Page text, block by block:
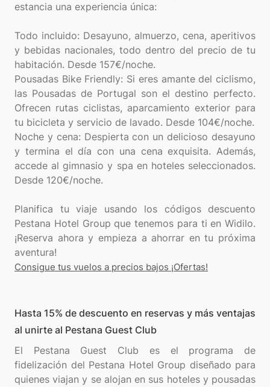
estancia una experiencia única:
Todo incluido: Desayuno, almuerzo, cena, aperitivos
y bebidas nacionales, todo dentro del precio de tu
habitación. Desde 157€/noche.
Pousadas Bike Friendly: Si eres amante del ciclismo,
las Pousadas de Portugal son el destino perfecto.
Ofrecen rutas ciclistas, aparcamiento exterior para
tu bicicleta y servicio de lavado. Desde 104€/noche.
Noche y cena: Despierta con un delicioso desayuno
y termina el día con una cena exquisita. Además,
accede al gimnasio y spa en hoteles seleccionados.
Desde 120€/noche.
Planifica tu viaje usando los códigos descuento
Pestana Hotel Group que tenemos para ti en Widilo.
¡Reserva ahora y empieza a ahorrar en tu próxima
Consigue tus vuelos a precios bajos ¡Ofertas!
Hasta 15% de descuento en reservas y más ventajas
al unirte al Pestana Guest Club
El Pestana Guest Club es el programa de
fidelización del Pestana Hotel Group diseñado para
quienes viajan y se alojan en sus hoteles y pousadas